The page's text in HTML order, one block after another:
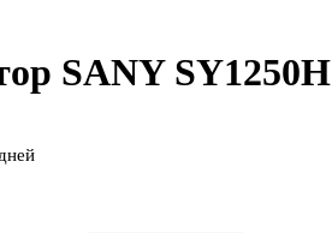
SANY SY1250H